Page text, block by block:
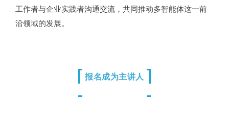
工作者与企业实践者沟通交流，共同推动多智能体这一前
沿领域的发展。
报名成为主讲人